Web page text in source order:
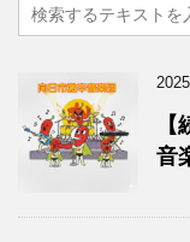
音